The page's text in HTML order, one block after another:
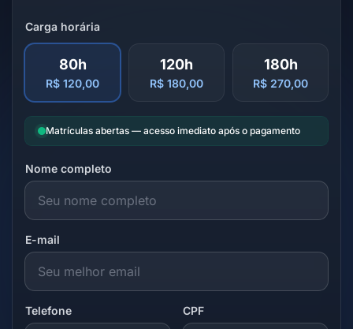
Carga horária
80h
R$ 120,00
120h
R$ 180,00
180h
R$ 270,00
Matrículas abertas — acesso imediato após o pagamento
Nome completo
E-mail
Telefone CPF